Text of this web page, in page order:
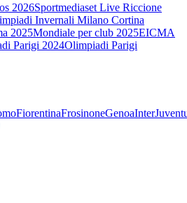
2026Sportmediaset Live Riccione
Invernali Milano Cortina
2025Mondiale per club 2025EICMA
Parigi 2024Olimpiadi Parigi
FiorentinaFrosinoneGenoaInter